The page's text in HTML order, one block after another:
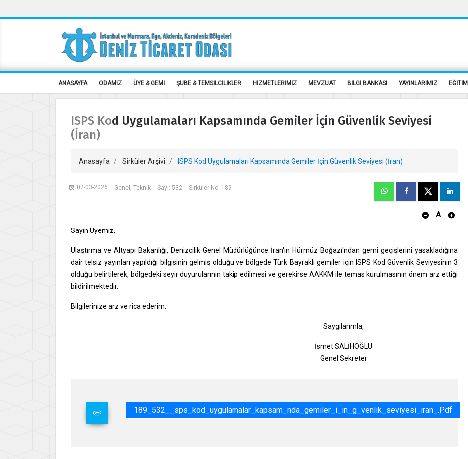
ANASAYFA ODAMIZ ÜYE & GEMİ ŞUBE & TEMSİLCİLİKLER HİZMETLERİMİZ MEVZUAT BİLGİ BANKASI YAYINLARIMIZ EĞİTİM
ISPS Kod Uygulamaları Kapsamında Gemiler İçin Güvenlik Seviyesi
(İran)
Anasayfa Sirküler Arşivi ISPS Kod Uygulamaları Kapsamında Gemiler İçin Güvenlik Seviyesi (İran)
02-03-2026 Genel, Teknik Sayı: 532 Sirküler No: 189
A
Sayın Üyemiz,
Ulaştırma ve Altyapı Bakanlığı, Denizcilik Genel Müdürlüğünce İran'ın Hürmüz Boğazı'ndan gemi geçişlerini yasakladığına
dair telsiz yayınları yapıldığı bilgisinin gelmiş olduğu ve bölgede Türk Bayraklı gemiler için ISPS Kod Güvenlik Seviyesinin 3
olduğu belirtilerek, bölgedeki seyir duyurularının takip edilmesi ve gerekirse AAKKM ile temas kurulmasının önem arz ettiği
bildirilmektedir.
Bilgilerinize arz ve rica ederim.
Saygılarımla,
İsmet SALİHOĞLU
Genel Sekreter
189_532__sps_kod_uygulamalar_kapsam_nda_gemiler_i_in_g_venlik_seviyesi_iran_.pdf